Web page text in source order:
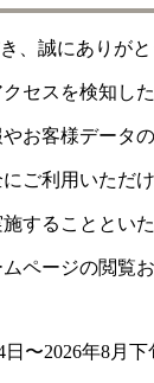
、誠にありがと
セスを検知し
お客様データ
ご利用いただ
することといた
ページの閲覧
〜2026年8月下